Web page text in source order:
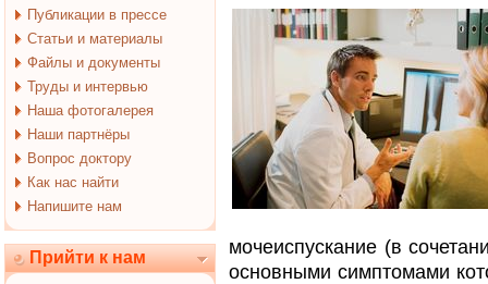
Публикации в прессе
Статьи и материалы
Файлы и документы
Труды и интервью
Наша фотогалерея
Наши партнёры
Вопрос доктору
Как нас найти
Напишите нам
Прийти к нам
мочеиспускание (в
основными симптомами